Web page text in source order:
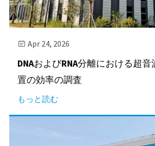
 Apr 24, 2026
DNAおよびRNA分離における超
置の効率の調査
もっと読む